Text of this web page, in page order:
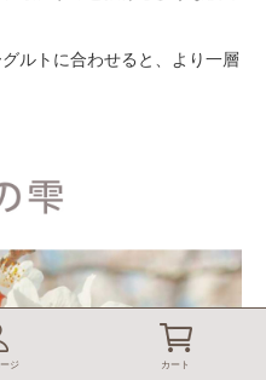
ルトに合わせると、より一層
ジ カート